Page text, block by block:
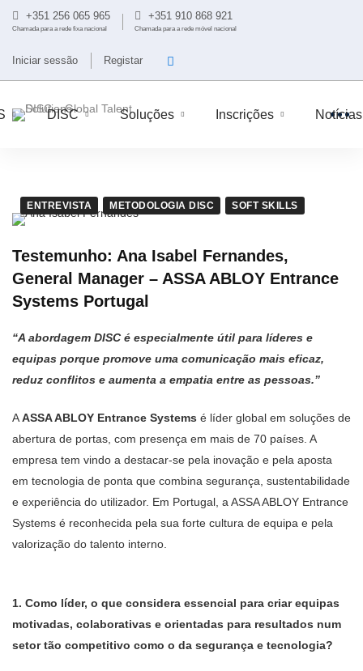
+351 256 065 965
Chamada para a rede fixa nacional
+351 910 868 921
Chamada para a rede móvel nacional
Iniciar sessão Registar
DISC Soluções Inscrições Notícias
ENTREVISTA METODOLOGIA DISC SOFT SKILLS
Testemunho: Ana Isabel Fernandes,
General Manager – ASSA ABLOY Entrance
Systems Portugal
“A abordagem DISC é especialmente útil para líderes e
equipas porque promove uma comunicação mais eficaz,
reduz conflitos e aumenta a empatia entre as pessoas.”
AASSA ABLOY Entrance Systems é líder global em soluções de
abertura de portas, com presença em mais de 70 países. A
empresa tem vindo a destacar-se pela inovação e pela aposta
em tecnologia de ponta que combina segurança, sustentabilidade
e experiência do utilizador. Em Portugal, a ASSA ABLOY Entrance
Systems é reconhecida pela sua forte cultura de equipa e pela
valorização do talento interno.
1. Como líder, o que considera essencial para criar equipas
motivadas, colaborativas e orientadas para resultados num
setor tão competitivo como o da segurança e tecnologia?